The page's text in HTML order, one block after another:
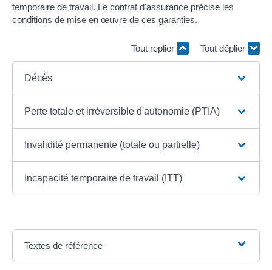
temporaire de travail. Le contrat d'assurance précise les
conditions de mise en œuvre de ces garanties.
Tout replier Tout déplier
Décès
Perte totale et irréversible d'autonomie (PTIA)
Invalidité permanente (totale ou partielle)
Incapacité temporaire de travail (ITT)
Textes de référence